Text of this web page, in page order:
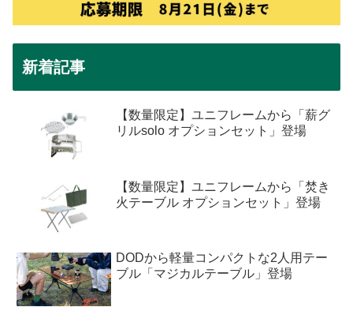
新着記事
【数量限定】ユニフレームから「薪グ
リルsolo オプションセット」登場
【数量限定】ユニフレームから「焚き
火テーブル オプションセット」登場
DODから軽量コンパクトな2人用テー
ブル「マジカルテーブル」登場